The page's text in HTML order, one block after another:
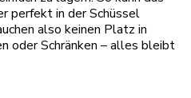
perfekt in der Schüssel
also keinen Platz in
oder Schränken – alles bleibt